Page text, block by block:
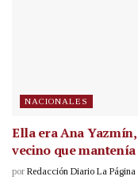
NACIONALES
Ella era Ana
vecino que
por Redacción Diario La Página